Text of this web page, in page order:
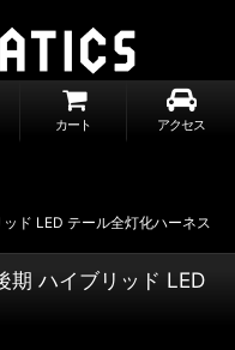
カート アクセス
ド LED テール全灯化ハーネス
期 ハイブリッド LED